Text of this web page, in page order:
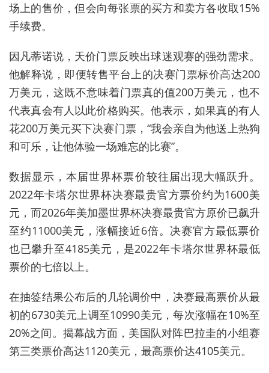
场上的售价，但会向每张票的买方和卖方各收取15%
手续费。
因凡蒂诺说，天价门票反映出球迷观赛的强劲需求。
他解释说，即便转售平台上的决赛门票标价高达200
万美元，这既不意味着门票真的值200万美元，也不
代表真会有人以此价格购买。他表示，如果真的有人
花200万美元买下决赛门票，“我会亲自为他送上热狗
和可乐，让他体验一场难忘的比赛”。
数据显示，本届世界杯票价较往届出现大幅跃升。
2022年卡塔尔世界杯决赛最贵官方票价约为1600美
元，而2026年美加墨世界杯决赛最贵官方原价已飙升
至约11000美元，涨幅接近6倍。决赛官方最低票价
也已攀升至4185美元，是2022年卡塔尔世界杯最低
票价的七倍以上。
在抽签结果公布后的几轮调价中，决赛最高票价从最
初的6730美元上调至10990美元，每次涨幅在10%至
20%之间。揭幕战方面，美国队对阵巴拉圭的小组赛
第三类票价高达1120美元，最高票价达4105美元。